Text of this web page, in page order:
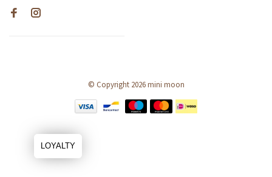
© Copyright 2026 mini moon
LOYALTY